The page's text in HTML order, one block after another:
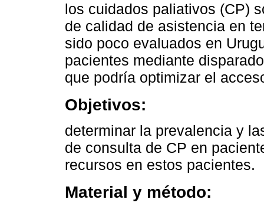
los cuidados paliativos (CP)
de calidad de asistencia en
sido poco evaluados en
pacientes mediante
que podría optimizar el
Objetivos:
determinar la prevalencia y
de consulta de CP en
recursos en estos pacientes.
Material y método: